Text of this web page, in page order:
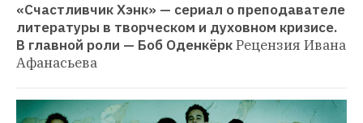
«Счастливчик Хэнк» — сериал о преподавателе
литературы в творческом и духовном кризисе.
В главной роли — Боб ОденкёркРецензия Ивана
Афанасьева